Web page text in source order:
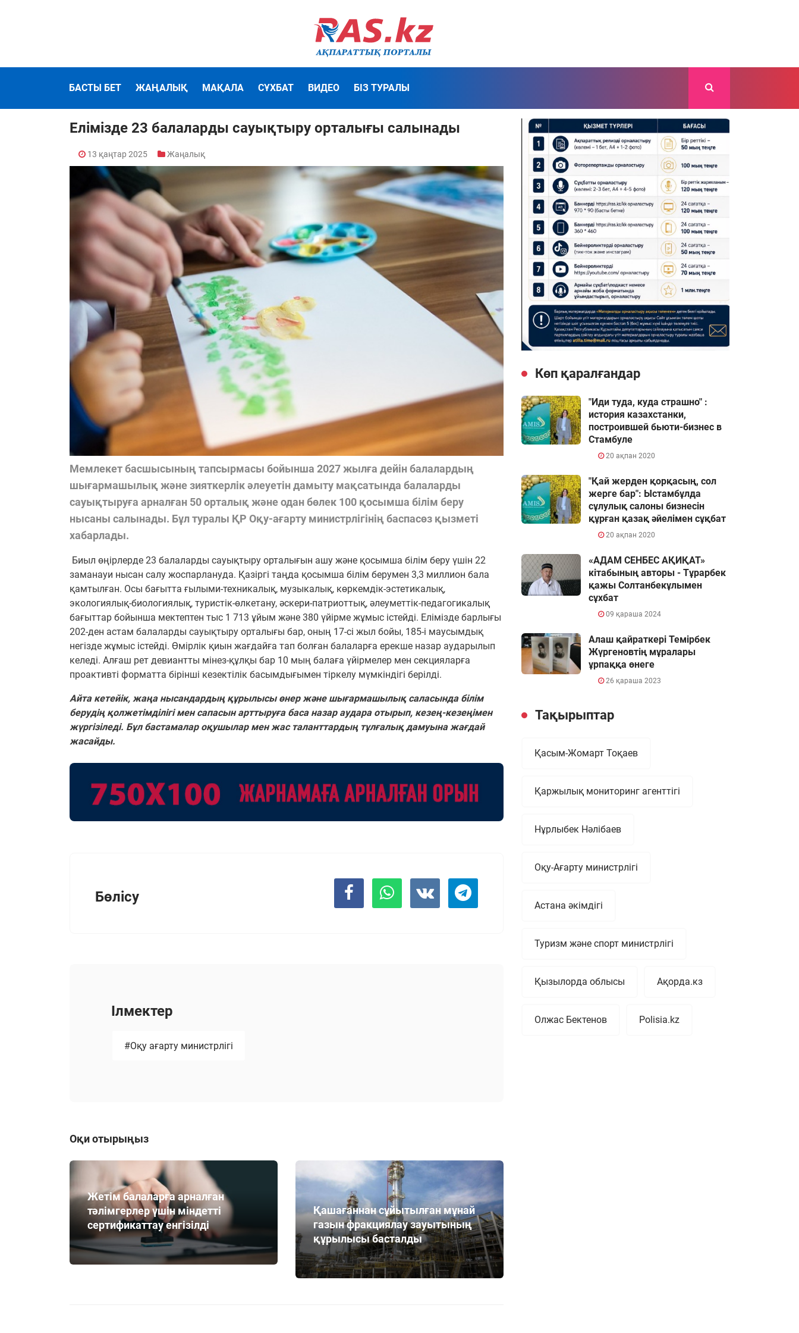
БАСТЫ БЕТ ЖАҢАЛЫҚ МАҚАЛА СҰХБАТ ВИДЕО БІЗ ТУРАЛЫ
Елімізде 23 балаларды сауықтыру орталығы салынады
13 қаңтар 2025 Жаңалық
Мемлекет басшысының тапсырмасы бойынша 2027 жылға дейін балалардың
шығармашылық және зияткерлік әлеуетін дамыту мақсатында балаларды
сауықтыруға арналған 50 орталық және одан бөлек 100 қосымша білім беру
нысаны салынады. Бұл туралы ҚР Оқу-ағарту министрлігінің баспасөз қызметі
хабарлады.
Биыл өңірлерде 23 балаларды сауықтыру орталығын ашу және қосымша білім беру үшін 22
заманауи нысан салу жоспарлануда. Қазіргі таңда қосымша білім берумен 3,3 миллион бала
қамтылған. Осы бағытта ғылыми-техникалық, музыкалық, көркемдік-эстетикалық,
экологиялық-биологиялық, туристік-өлкетану, әскери-патриоттық, әлеуметтік-педагогикалық
бағыттар бойынша мектептен тыс 1 713 ұйым және 380 үйірме жұмыс істейді. Елімізде барлығы
202-ден астам балаларды сауықтыру орталығы бар, оның 17-сі жыл бойы, 185-і маусымдық
негізде жұмыс істейді. Өмірлік қиын жағдайға тап болған балаларға ерекше назар аударылып
келеді. Алғаш рет девиантты мінез-құлқы бар 10 мың балаға үйірмелер мен секцияларға
проактивті форматта бірінші кезектілік басымдығымен тіркелу мүмкіндігі берілді.
Айта кетейік, жаңа нысандардың құрылысы өнер және шығармашылық саласында білім
берудің қолжетімділігі мен сапасын арттыруға баса назар аудара отырып, кезең-кезеңімен
жүргізіледі. Бұл бастамалар оқушылар мен жас таланттардың тұлғалық дамуына жағдай
жасайды.
Бөлісу
Ілмектер
#Оқу ағарту министрлігі
Оқи отырыңыз
Жетім балаларға арналған
тәлімгерлер үшін міндетті
сертификаттау енгізілді
Қашағаннан сұйытылған мұнай
газын фракциялау зауытының
құрылысы басталды
Көп қаралғандар
"Иди туда, куда страшно" :
история казахстанки,
построившей бьюти-бизнес в
Стамбуле
20 ақпан 2020
"Қай жерден қорқасың, сол
жерге бар": Ыстамбұлда
сұлулық салоны бизнесін
құрған қазақ әйелімен сұқбат
20 ақпан 2020
«АДАМ СЕНБЕС АҚИҚАТ»
кітабының авторы - Тұрарбек
қажы Солтанбекұлымен
сұхбат
09 қараша 2024
Алаш қайраткері Темірбек
Жүргеновтің мұралары
ұрпаққа өнеге
26 қараша 2023
Тақырыптар
Қасым-Жомарт Тоқаев
Қаржылық мониторинг агенттігі
Нұрлыбек Нәлібаев
Оқу-Ағарту министрлігі
Астана әкімдігі
Туризм және спорт министрлігі
Қызылорда облысы Ақорда.кз
Олжас Бектенов Polisia.kz